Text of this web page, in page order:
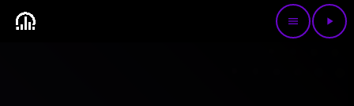
menu play_arrow